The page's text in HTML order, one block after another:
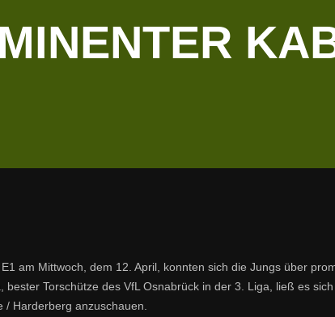
am Mittwoch, dem 12. April, konnten sich die Jungs über
bester Torschütze des VfL Osnabrück in der 3. Liga, ließ es
/ Harderberg anzuschauen.